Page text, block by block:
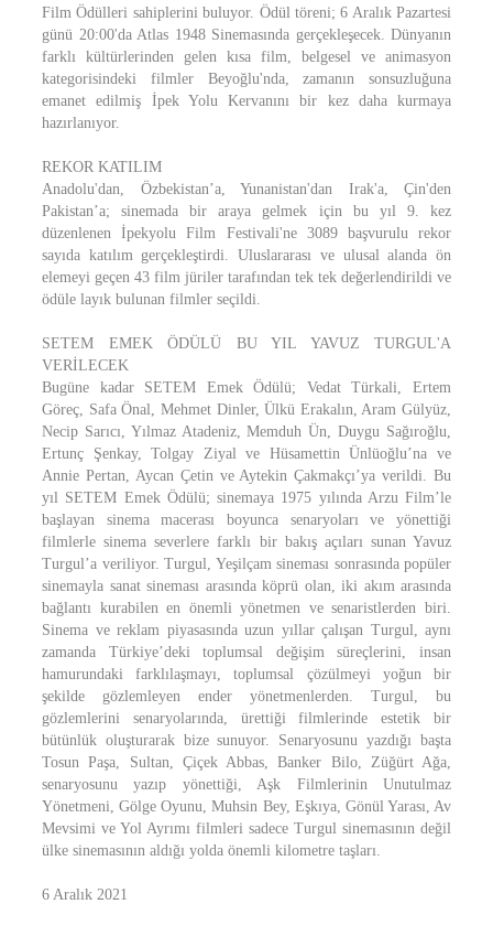
Film Ödülleri sahiplerini buluyor. Ödül töreni; 6 Aralık Pazartesi
günü 20:00'da Atlas 1948 Sinemasında gerçekleşecek. Dünyanın
farklı kültürlerinden gelen kısa film, belgesel ve animasyon
kategorisindeki filmler Beyoğlu'nda, zamanın sonsuzluğuna
emanet edilmiş İpek Yolu Kervanını bir kez daha kurmaya
hazırlanıyor.
REKOR KATILIM
Anadolu'dan, Özbekistan’a, Yunanistan'dan Irak'a, Çin'den
Pakistan’a; sinemada bir araya gelmek için bu yıl 9. kez
düzenlenen İpekyolu Film Festivali'ne 3089 başvurulu rekor
sayıda katılım gerçekleştirdi. Uluslararası ve ulusal alanda ön
elemeyi geçen 43 film jüriler tarafından tek tek değerlendirildi ve
ödüle layık bulunan filmler seçildi.
SETEM EMEK ÖDÜLÜ BU YIL YAVUZ TURGUL'A
VERİLECEK
Bugüne kadar SETEM Emek Ödülü; Vedat Türkali, Ertem
Göreç, Safa Önal, Mehmet Dinler, Ülkü Erakalın, Aram Gülyüz,
Necip Sarıcı, Yılmaz Atadeniz, Memduh Ün, Duygu Sağıroğlu,
Ertunç Şenkay, Tolgay Ziyal ve Hüsamettin Ünlüoğlu’na ve
Annie Pertan, Aycan Çetin ve Aytekin Çakmakçı’ya verildi. Bu
yıl SETEM Emek Ödülü; sinemaya 1975 yılında Arzu Film’le
başlayan sinema macerası boyunca senaryoları ve yönettiği
filmlerle sinema severlere farklı bir bakış açıları sunan Yavuz
Turgul’a veriliyor. Turgul, Yeşilçam sineması sonrasında popüler
sinemayla sanat sineması arasında köprü olan, iki akım arasında
bağlantı kurabilen en önemli yönetmen ve senaristlerden biri.
Sinema ve reklam piyasasında uzun yıllar çalışan Turgul, aynı
zamanda Türkiye’deki toplumsal değişim süreçlerini, insan
hamurundaki farklılaşmayı, toplumsal çözülmeyi yoğun bir
şekilde gözlemleyen ender yönetmenlerden. Turgul, bu
gözlemlerini senaryolarında, ürettiği filmlerinde estetik bir
bütünlük oluşturarak bize sunuyor. Senaryosunu yazdığı başta
Tosun Paşa, Sultan, Çiçek Abbas, Banker Bilo, Züğürt Ağa,
senaryosunu yazıp yönettiği, Aşk Filmlerinin Unutulmaz
Yönetmeni, Gölge Oyunu, Muhsin Bey, Eşkıya, Gönül Yarası, Av
Mevsimi ve Yol Ayrımı filmleri sadece Turgul sinemasının değil
ülke sinemasının aldığı yolda önemli kilometre taşları.
6 Aralık 2021